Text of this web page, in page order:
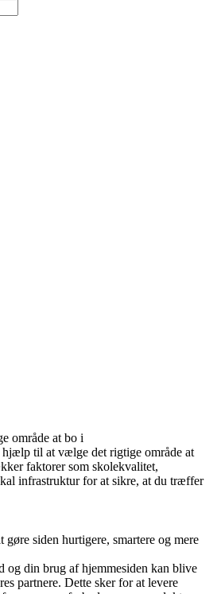
område at bo i
til at vælge det rigtige område at
faktorer som skolekvalitet,
infrastruktur for at sikre, at du træffer
siden hurtigere, smartere og mere
og din brug af hjemmesiden kan blive
partnere. Dette sker for at levere